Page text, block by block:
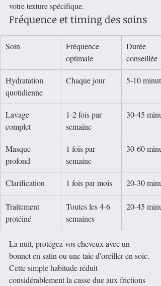
votre texture spécifique.
Fréquence et timing des soins
Soin
Fréquence
optimale
Durée
conseillée
Hydratation
quotidienne
Chaque jour 5-10
Lavage
complet
1-2 fois par
semaine
30-45
Masque
profond
1 fois par
semaine
30-60
Clarification 1 fois par mois 20-30
Traitement
protéiné
Toutes les 4-6
semaines
20-45
La nuit, protégez vos cheveux avec un
bonnet en satin ou une taie d'oreiller en soie.
Cette simple habitude réduit
considérablement la casse due aux frictions